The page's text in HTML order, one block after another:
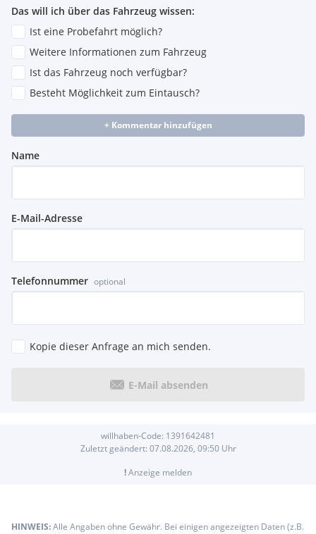
Das will ich über das Fahrzeug wissen:
Ist eine Probefahrt möglich?
Weitere Informationen zum Fahrzeug
Ist das Fahrzeug noch verfügbar?
Besteht Möglichkeit zum Eintausch?
+ Kommentar hinzufügen
Name
E-Mail-Adresse
Telefonnummer optional
Kopie dieser Anfrage an mich senden.
E-Mail absenden
willhaben-Code: 1391642481
Zuletzt geändert: 07.08.2026, 09:50Uhr
!Anzeige melden
HINWEIS:Alle Angaben ohne Gewähr. Bei einigen angezeigten Daten (z.B.